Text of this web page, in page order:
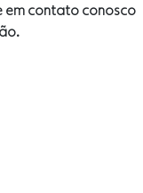
em contato conosco